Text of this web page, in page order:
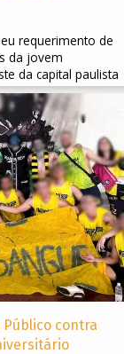
requerimento de
da jovem
da capital paulista
contra